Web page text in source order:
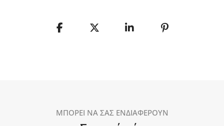
ΜΠΟΡΕΙ ΝΑ ΣΑΣ ΕΝΔΙΑΦΕΡΟΥΝ